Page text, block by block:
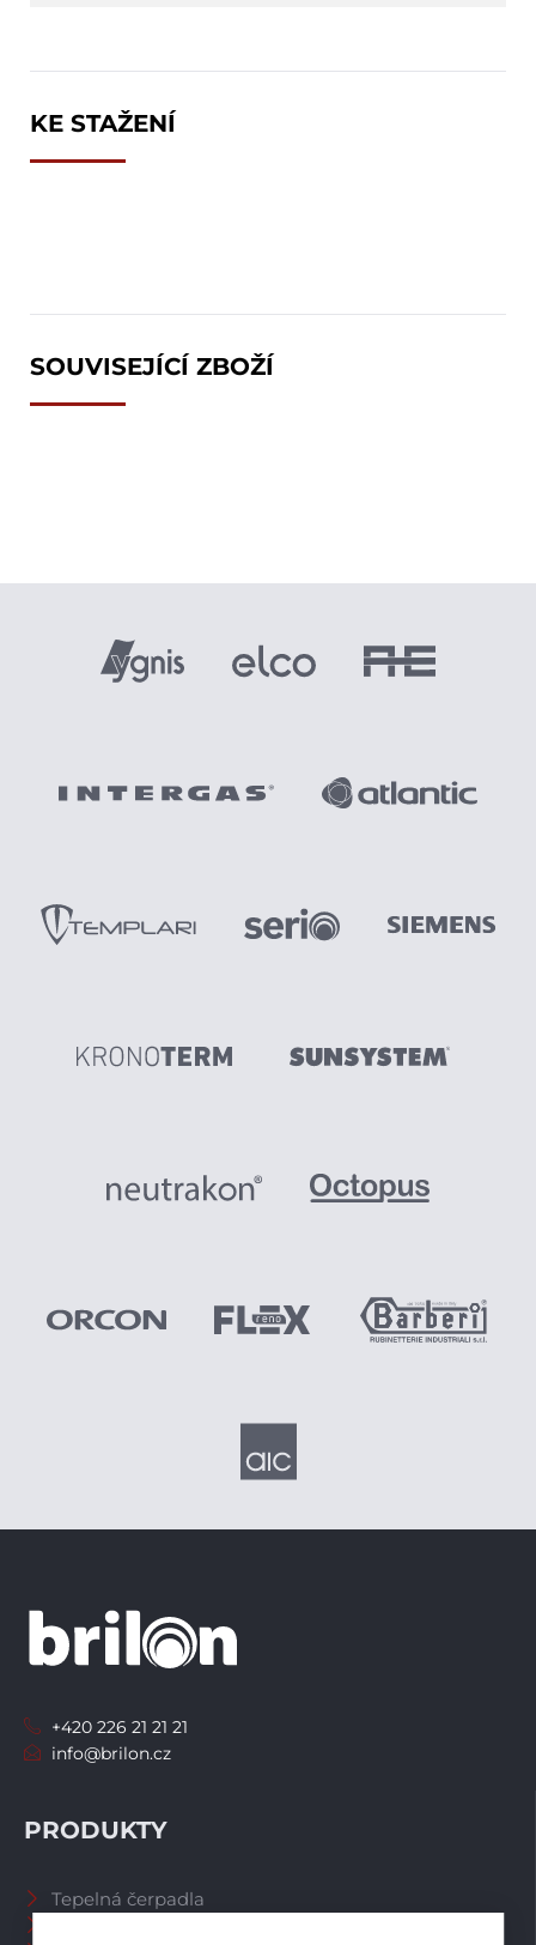
KE STAŽENÍ
SOUVISEJÍCÍ ZBOŽÍ
PRODUKTY
Tepelná čerpadla
+420 226 21 21 21
info@brilon.cz